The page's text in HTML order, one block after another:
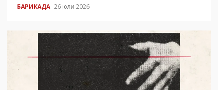
БАРИКАДА 26 юли 2026